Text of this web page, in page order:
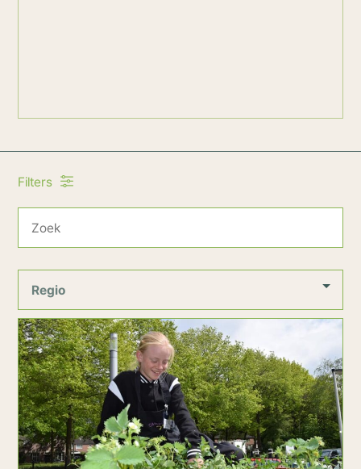
Filters
Regio